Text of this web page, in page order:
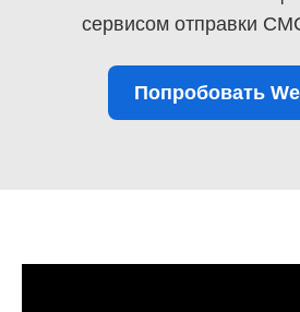
сервисом отправки
Попробовать